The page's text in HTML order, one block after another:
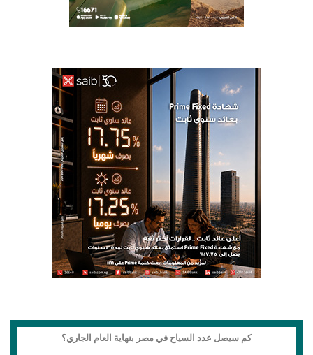
كم سيصل عدد السياح في مصر بنهاية العام الجاري؟